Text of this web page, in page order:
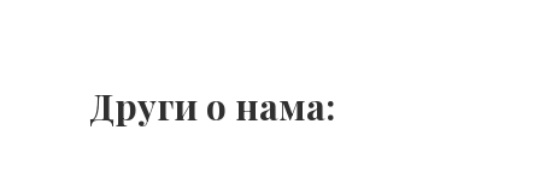
Други о нама: